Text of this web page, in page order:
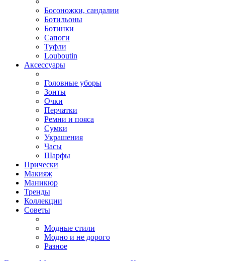
Босоножки, сандалии
Ботильоны
Ботинки
Сапоги
Туфли
Louboutin
Аксессуары
Головные уборы
Зонты
Очки
Перчатки
Ремни и пояса
Сумки
Украшения
Часы
Шарфы
Прически
Макияж
Маникюр
Тренды
Коллекции
Советы
Модные стили
Модно и не дорого
Разное